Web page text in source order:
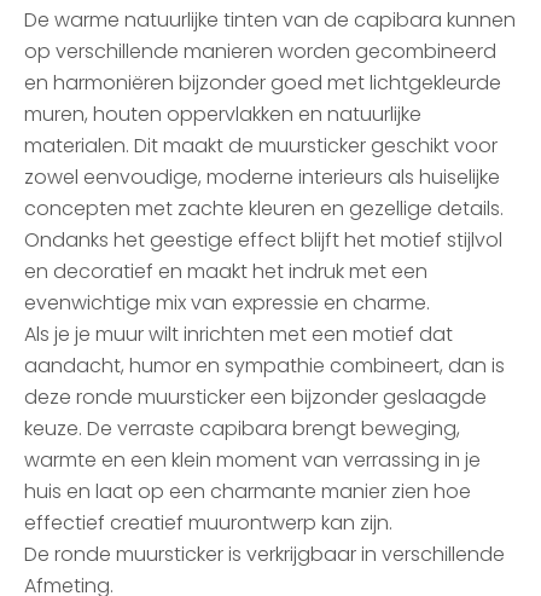
De warme natuurlijke tinten van de capibara kunnen
op verschillende manieren worden gecombineerd
en harmoniëren bijzonder goed met lichtgekleurde
muren, houten oppervlakken en natuurlijke
materialen. Dit maakt de muursticker geschikt voor
zowel eenvoudige, moderne interieurs als huiselijke
concepten met zachte kleuren en gezellige details.
Ondanks het geestige effect blijft het motief stijlvol
en decoratief en maakt het indruk met een
evenwichtige mix van expressie en charme.
Als je je muur wilt inrichten met een motief dat
aandacht, humor en sympathie combineert, dan is
deze ronde muursticker een bijzonder geslaagde
keuze. De verraste capibara brengt beweging,
warmte en een klein moment van verrassing in je
huis en laat op een charmante manier zien hoe
effectief creatief muurontwerp kan zijn.
De ronde muursticker is verkrijgbaar in verschillende
Afmeting.